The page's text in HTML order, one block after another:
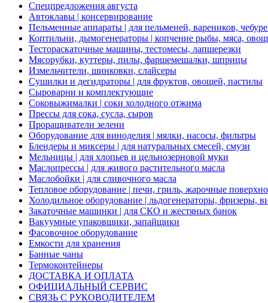
Спецпредложения августа
Автоклавы | консервирование
Пельменные аппараты | для пельменей, вареников,
Коптильни, дымогенераторы | копчение рыбы, мяса,
Тестораскаточные машины, тестомесы, лапшерезки
Мясорубки, куттеры, пилы, фаршемешалки, шприцы
Измельчители, шинковки, слайсеры
Сушилки и дегидраторы | для фруктов, овощей, пастилы
Сыроварни и комплектующие
Соковыжималки | соки холодного отжима
Прессы для сока, сусла, сыров
Проращиватели зелени
Оборудование для виноделия | мялки, насосы, фильтры
Блендеры и миксеры | для натуральных смесей, смузи
Мельницы | для хлопьев и цельнозерновой муки
Маслопрессы | для живого растительного масла
Маслобойки | для сливочного масла
Тепловое оборудование | печи, гриль, жарочные
Холодильное оборудование | льдогенераторы, фризеры,
Закаточные машинки | для СКО и жестяных банок
Вакуумные упаковщики, запайщики
Фасовочное оборудование
Емкости для хранения
Банные чаны
Термоконтейнеры
ДОСТАВКА И ОПЛАТА
ОФИЦИАЛЬНЫЙ СЕРВИС
СВЯЗЬ С РУКОВОДИТЕЛЕМ